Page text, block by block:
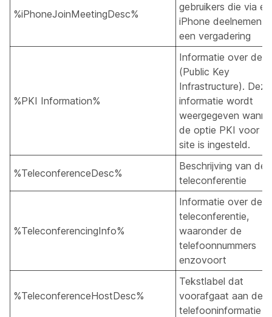
%iPhoneJoinMeetingDesc%
gebruikers die via
iPhone deelnemen
een vergadering
%PKI Information%
Informatie over de
(Public Key
Infrastructure). Deze
informatie wordt
weergegeven
de optie PKI voor
site is ingesteld.
%TeleconferenceDesc%
Beschrijving van de
teleconferentie
%TeleconferencingInfo%
Informatie over de
teleconferentie,
waaronder de
telefoonnummers
enzovoort
%TeleconferenceHostDesc%
Tekstlabel dat
voorafgaat aan de
telefooninformatie